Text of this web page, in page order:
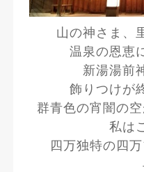
山の神さま、
温泉の恩恵
新湯湯前
飾りつけが
群青色の宵闇の
私は
四万独特の四